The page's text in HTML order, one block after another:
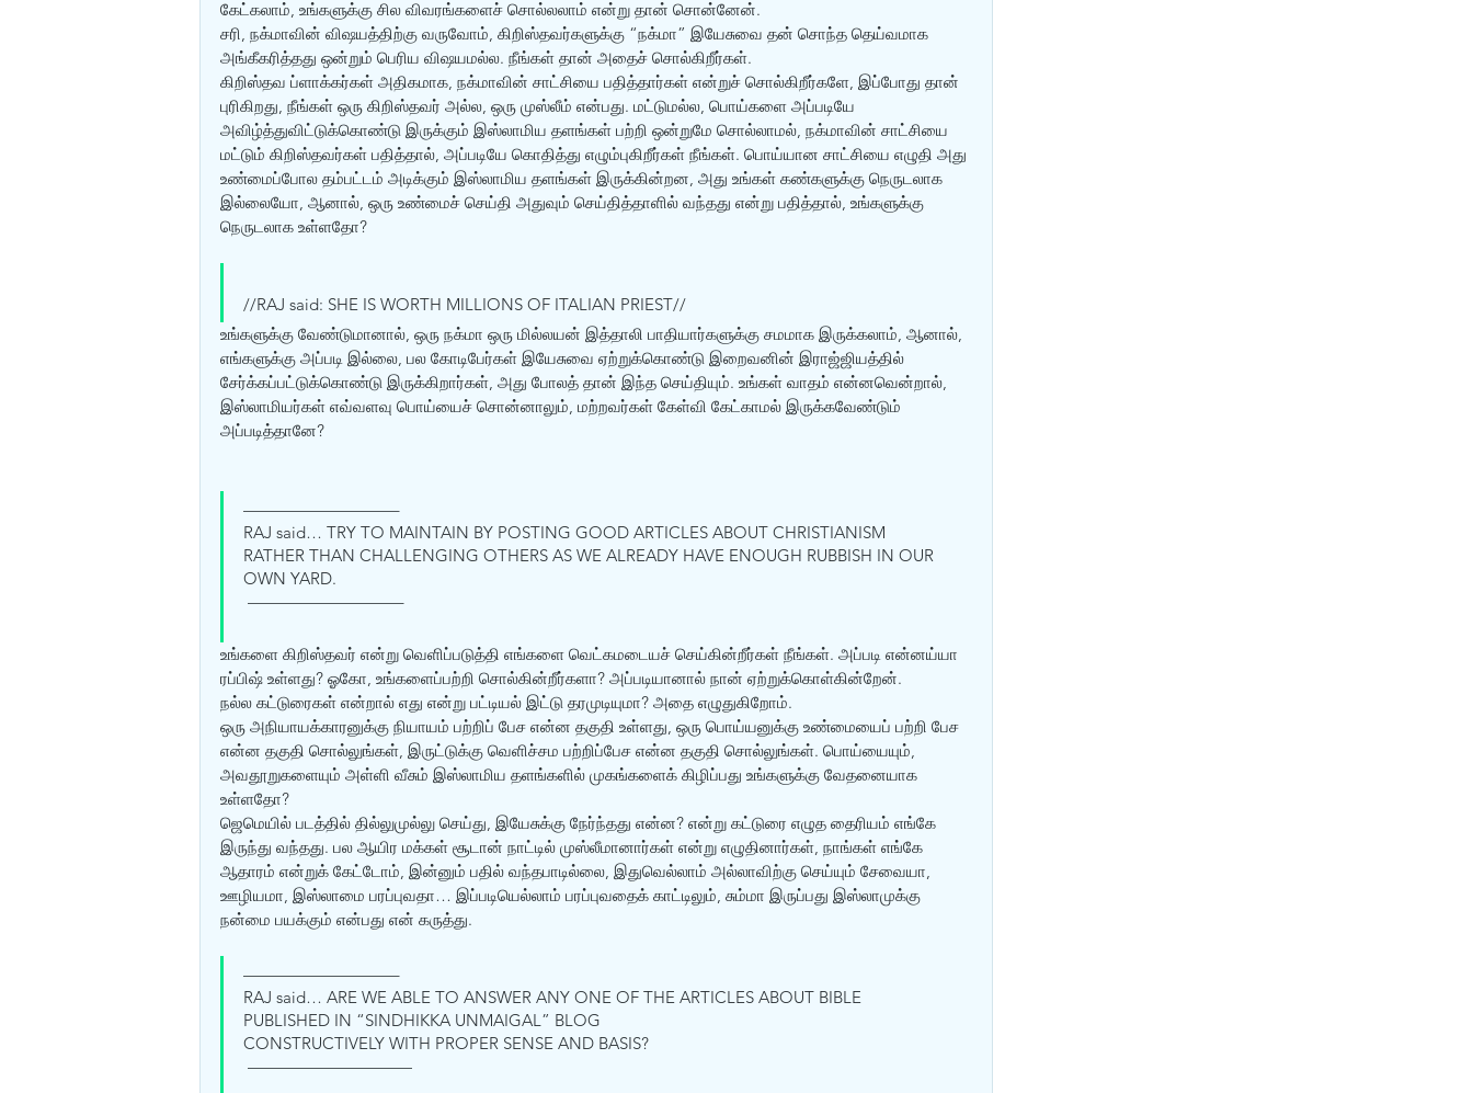
கேட்கலாம், உங்களுக்கு சில விவரங்களைச் சொல்லலாம் என்று தான் சொன்னேன்.
சரி, நக்மாவின் விஷயத்திற்கு வருவோம், கிறிஸ்தவர்களுக்கு “நக்மா” இயேசுவை தன் சொந்த தெய்வமாக
அங்கீகரித்தது ஒன்றும் பெரிய விஷயமல்ல. நீங்கள் தான் அதைச் சொல்கிறீர்கள்.
கிறிஸ்தவ ப்ளாக்கர்கள் அதிகமாக, நக்மாவின் சாட்சியை பதித்தார்கள் என்றுச் சொல்கிறீர்களே, இப்போது தான்
புரிகிறது, நீங்கள் ஒரு கிறிஸ்தவர் அல்ல, ஒரு முஸ்லீம் என்பது. மட்டுமல்ல, பொய்களை அப்படியே
அவிழ்த்துவிட்டுக்கொண்டு இருக்கும் இஸ்லாமிய தளங்கள் பற்றி ஒன்றுமே சொல்லாமல், நக்மாவின் சாட்சியை
மட்டும் கிறிஸ்தவர்கள் பதித்தால், அப்படியே கொதித்து எழும்புகிறீர்கள் நீங்கள். பொய்யான சாட்சியை எழுதி அது
உண்மைப்போல தம்பட்டம் அடிக்கும் இஸ்லாமிய தளங்கள் இருக்கின்றன, அது உங்கள் கண்களுக்கு நெருடலாக
இல்லையோ, ஆனால், ஒரு உண்மைச் செய்தி அதுவும் செய்தித்தாளில் வந்தது என்று பதித்தால், உங்களுக்கு
நெருடலாக உள்ளதோ?
//RAJ said: SHE IS WORTH MILLIONS OF ITALIAN PRIEST//
உங்களுக்கு வேண்டுமானால், ஒரு நக்மா ஒரு மில்லயன் இத்தாலி பாதியார்களுக்கு சமமாக இருக்கலாம், ஆனால்,
எங்களுக்கு அப்படி இல்லை, பல கோடிபேர்கள் இயேசுவை ஏற்றுக்கொண்டு இறைவனின் இராஜ்ஜியத்தில்
சேர்க்கப்பட்டுக்கொண்டு இருக்கிறார்கள், அது போலத் தான் இந்த செய்தியும். உங்கள் வாதம் என்னவென்றால்,
இஸ்லாமியர்கள் எவ்வளவு பொய்யைச் சொன்னாலும், மற்றவர்கள் கேள்வி கேட்காமல் இருக்கவேண்டும்
அப்படித்தானே?
—————————–
RAJ said… TRY TO MAINTAIN BY POSTING GOOD ARTICLES ABOUT CHRISTIANISM
RATHER THAN CHALLENGING OTHERS AS WE ALREADY HAVE ENOUGH RUBBISH IN OUR
OWN YARD.
—————————–
உங்களை கிறிஸ்தவர் என்று வெளிப்படுத்தி எங்களை வெட்கமடையச் செய்கின்றீர்கள் நீங்கள். அப்படி என்னய்யா
ரப்பிஷ் உள்ளது? ஓகோ, உங்களைப்பற்றி சொல்கின்றீர்களா? அப்படியானால் நான் ஏற்றுக்கொள்கின்றேன்.
நல்ல கட்டுரைகள் என்றால் எது என்று பட்டியல் இட்டு தரமுடியுமா? அதை எழுதுகிறோம்.
ஒரு அநியாயக்காரனுக்கு நியாயம் பற்றிப் பேச என்ன தகுதி உள்ளது, ஒரு பொய்யனுக்கு உண்மையைப் பற்றி பேச
என்ன தகுதி சொல்லுங்கள், இருட்டுக்கு வெளிச்சம பற்றிப்பேச என்ன தகுதி சொல்லுங்கள். பொய்யையும்,
அவதூறுகளையும் அள்ளி வீசும் இஸ்லாமிய தளங்களில் முகங்களைக் கிழிப்பது உங்களுக்கு வேதனையாக
உள்ளதோ?
ஜெமெயில் படத்தில் தில்லுமுல்லு செய்து, இயேசுக்கு நேர்ந்தது என்ன? என்று கட்டுரை எழுத தைரியம் எங்கே
இருந்து வந்தது. பல ஆயிர மக்கள் சூடான் நாட்டில் முஸ்லீமானார்கள் என்று எழுதினார்கள், நாங்கள் எங்கே
ஆதாரம் என்றுக் கேட்டோம், இன்னும் பதில் வந்தபாடில்லை, இதுவெல்லாம் அல்லாவிற்கு செய்யும் சேவையா,
ஊழியமா, இஸ்லாமை பரப்புவதா… இப்படியெல்லாம் பரப்புவதைக் காட்டிலும், சும்மா இருப்பது இஸ்லாமுக்கு
நன்மை பயக்கும் என்பது என் கருத்து.
—————————–
RAJ said… ARE WE ABLE TO ANSWER ANY ONE OF THE ARTICLES ABOUT BIBLE
PUBLISHED IN “SINDHIKKA UNMAIGAL” BLOG
CONSTRUCTIVELY WITH PROPER SENSE AND BASIS?
——————————